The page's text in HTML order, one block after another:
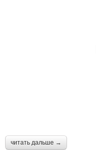
читать дальше →